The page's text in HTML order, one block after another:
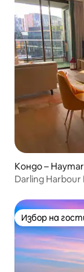
Кондо –
Darling Harbour
Избор на
Избор на